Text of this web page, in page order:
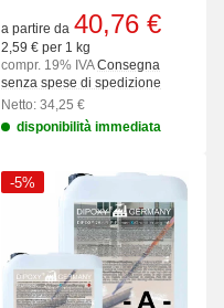
a partire da 40,76 €
2,59 € per 1 kg
compr. 19% IVAConsegna
senza spese di spedizione
Netto: 34,25 €
disponibilità immediata
-5%